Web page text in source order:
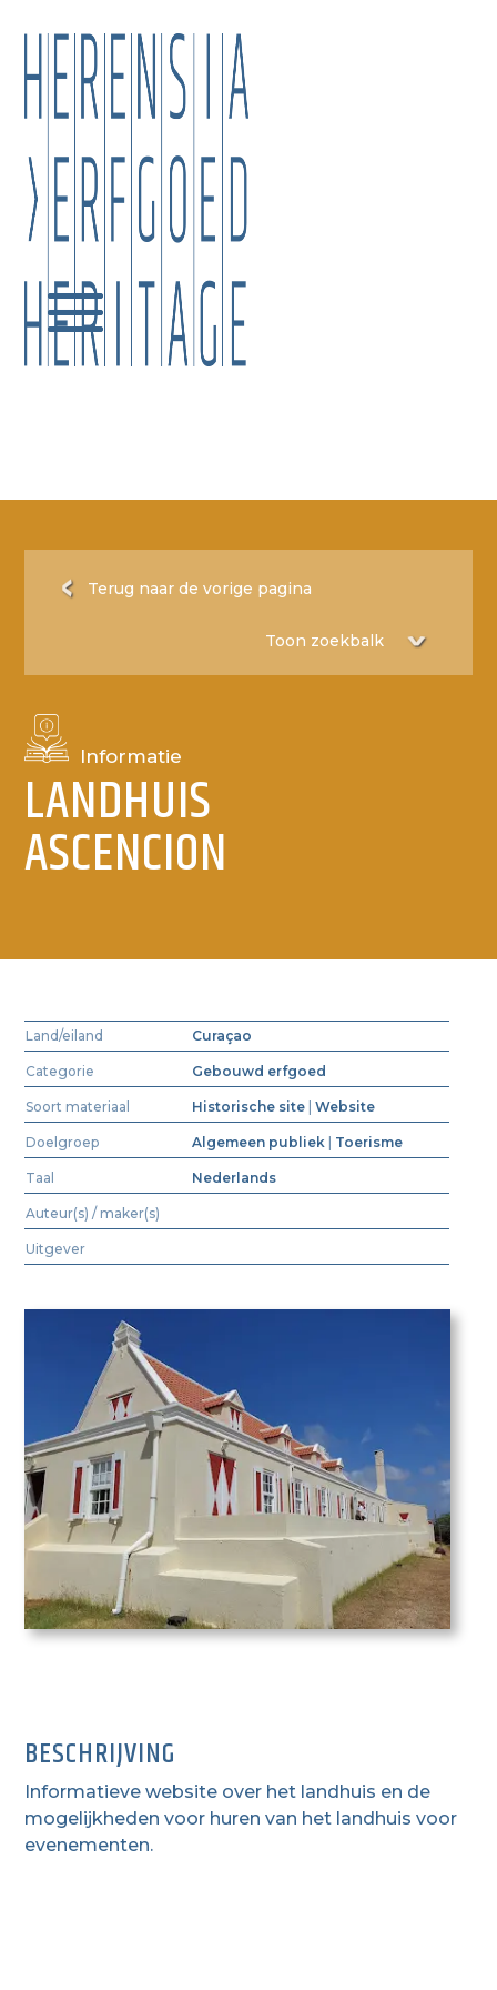
Terug naar de vorige pagina
Informatie
LANDHUIS
ASCENCION
Land/eiland Curaçao
Categorie Gebouwd erfgoed
Soort materiaal Historische site |Website
Doelgroep Algemeen publiek Toerisme
Taal Nederlands
Auteur(s) / maker(s)
Uitgever
BESCHRIJVING
Informatieve website over het landhuis en de
mogelijkheden voor huren van het landhuis voor
evenementen.